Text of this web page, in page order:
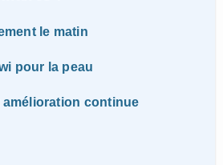
le matin
pour la peau
amélioration continue